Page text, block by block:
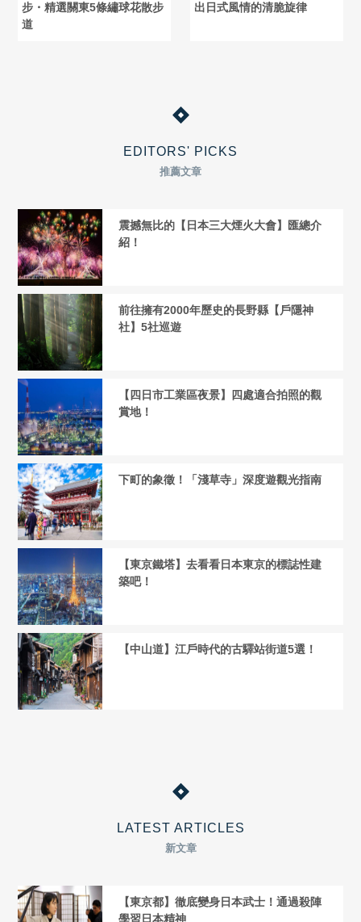
步・精選關東5條繡球花散步
道
出日式風情的清脆旋律
EDITORS' PICKS
推薦文章
震撼無比的【日本三大煙火大會】匯總介
紹！
前往擁有2000年歷史的長野縣【戶隱神
社】5社巡遊
【四日市工業區夜景】四處適合拍照的觀
賞地！
下町的象徵！「淺草寺」深度遊觀光指南
【東京鐵塔】去看看日本東京的標誌性建
築吧！
【中山道】江戶時代的古驛站街道5選！
LATEST ARTICLES
新文章
【東京都】徹底變身日本武士！通過殺陣
學習日本精神